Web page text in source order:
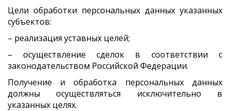
Цели обработки персональных данных указанных
субъектов:
– реализация уставных целей;
– осуществление сделок в соответствии с
законодательством Российской Федерации.
Получение и обработка персональных данных
должны осуществляться исключительно в
указанных целях.